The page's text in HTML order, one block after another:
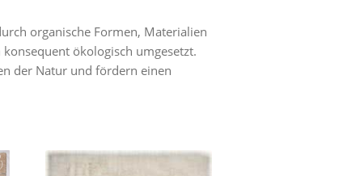
organische Formen, Materialien
ökologisch umgesetzt.
der Natur und fördern einen